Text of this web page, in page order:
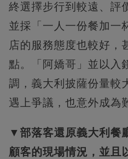
終選擇步行到較遠、評
並採「一人一份餐加一
店的服務態度也較好，
點。「阿嬌哥」並以入
調，義大利披薩份量較
遇上爭議，也意外成為
▼部落客還原義大利餐
顧客的現場情況，並且